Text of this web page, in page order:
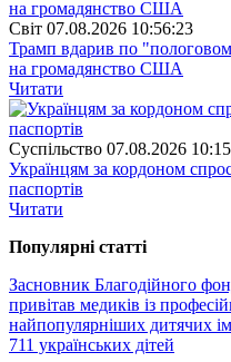
Свiт 07.08.2026 10:56:23
Трамп вдарив по
на громадянство США
Читати
Суспiльство 07.08.2026
Українцям за кордоном
паспортів
Читати
Популярнi статтi
Засновник Благодійного
привітав медиків із
найпопулярніших дитячих
711 українських дітей